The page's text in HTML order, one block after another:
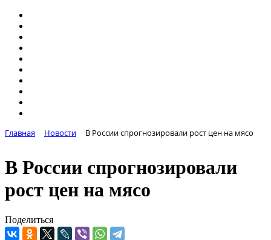
Главная Новости В России спрогнозировали рост цен на мясо
В России спрогнозировали
рост цен на мясо
Поделиться